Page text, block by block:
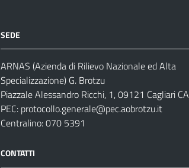
SEDE
ARNAS (Azienda di Rilievo Nazionale ed Alta
Specializzazione) G. Brotzu
Piazzale Alessandro Ricchi, 1, 09121 Cagliari CA
PEC: protocollo.generale@pec.aobrotzu.it
Centralino: 070 5391
CONTATTI